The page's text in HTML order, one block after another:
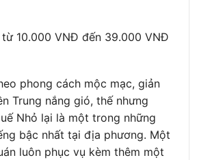
từ 10.000 VNĐ đến 39.000 VNĐ
phong cách mộc mạc, giản
Trung nắng gió, thế nhưng
Nhỏ lại là một trong những
bậc nhất tại địa phương. Một
luôn phục vụ kèm thêm một